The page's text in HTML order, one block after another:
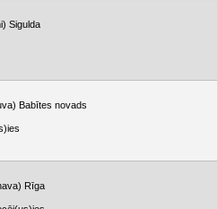
Sigulda
Babītes novads
Rīga